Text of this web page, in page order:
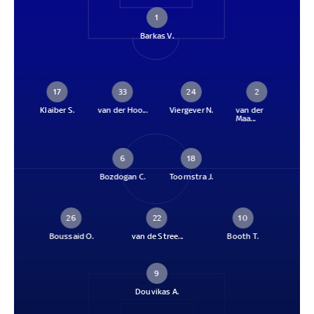
1
Barkas V.
17
Klaiber S.
33
van der Hoo...
24
Viergever N.
2
van der
Maa...
6
Bozdogan C.
18
Toornstra J.
26
Boussaid O.
22
van de Stree...
10
Booth T.
9
Douvikas A.